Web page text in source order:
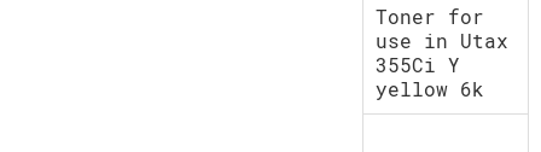
Toner for
use in Utax
355Ci Y
yellow 6k